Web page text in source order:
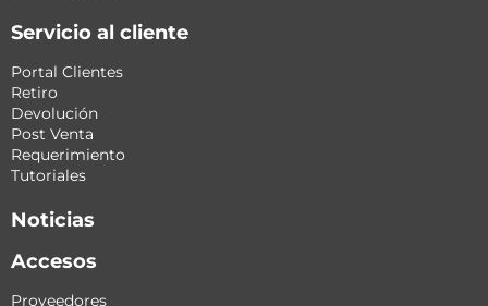
Servicio al cliente
Portal Clientes
Retiro
Devolución
Post Venta
Requerimiento
Tutoriales
Noticias
Accesos
Proveedores